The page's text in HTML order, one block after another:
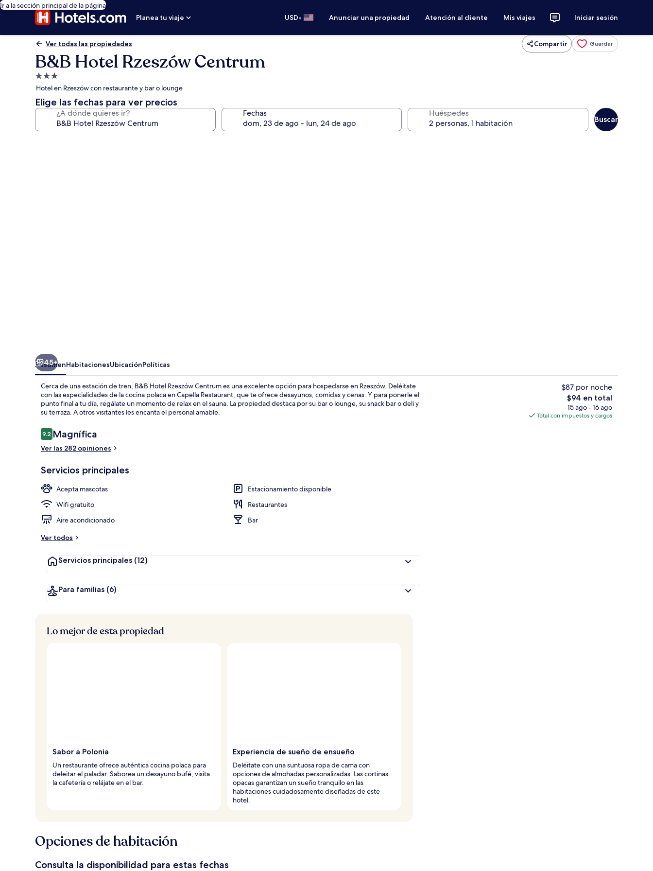
Ir a la sección principal de la página
Planea tu viaje
USD• Anunciar una propiedad Atención al cliente Mis viajes Iniciar sesión
Ver todas las propiedades Compartir Guardar
B&B Hotel Rzeszów Centrum
Propiedad
de
3.0
estrellas
Hotel en Rzeszów con restaurante y bar o lounge
Elige las fechas para ver precios
¿A dónde quieres ir? Fechas Huéspedes
Buscar
45+
ResumenHabitacionesUbicaciónPolíticas
Cerca de una estación de tren, B&B Hotel Rzeszów Centrum es una excelente opción para hospedarse en Rzeszów. Deléitate
con las especialidades de la cocina polaca en Capella Restaurant, que te ofrece desayunos, comidas y cenas. Y para ponerle el
punto final a tu día, regálate un momento de relax en el sauna. La propiedad destaca por su bar o lounge, su snack bar o deli y
su terraza. A otros visitantes les encanta el personal amable.
Opiniones
9.29.2 de 10,
Magnífica
Ver las 282 opiniones
Servicios principales
Acepta mascotas
Estacionamiento disponible
Wifi gratuito
Restaurantes
Aire acondicionado
Bar
Ver todos
Servicios principales (12)
Para familias (6)
$87 por noche
El
precio
total
$94 en total
15 ago - 16 ago
Total con impuestos y cargos
Lo mejor de esta propiedad
Sabor a Polonia
Un restaurante ofrece auténtica cocina polaca para
deleitar el paladar. Saborea un desayuno bufé, visita
la cafetería o relájate en el bar.
Experiencia de sueño de ensueño
Deléitate con una suntuosa ropa de cama con
opciones de almohadas personalizadas. Las cortinas
opacas garantizan un sueño tranquilo en las
habitaciones cuidadosamente diseñadas de este
hotel.
Opciones de habitación
Consulta la disponibilidad para estas fechas